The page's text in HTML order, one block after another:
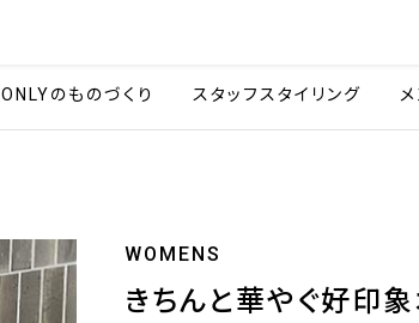
ONLYのものづくり スタッフスタイリング
WOMENS
きちんと華やぐ好印